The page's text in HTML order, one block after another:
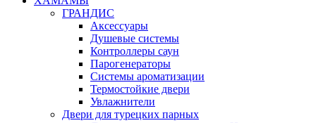
ГРАНДИС
Аксессуары
Душевые системы
Контроллеры саун
Парогенераторы
Системы ароматизации
Термостойкие двери
Увлажнители
Двери для турецких парных